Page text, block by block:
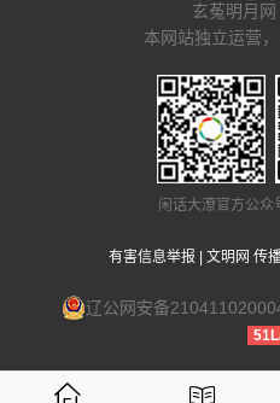
玄菟明月
本网站独立运营
闲话大潦官方公
有害信息举报 文明网 传
辽公网安备